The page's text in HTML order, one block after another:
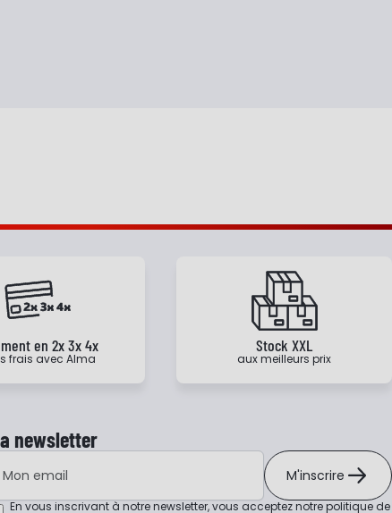
en 2x 3x 4x
frais avec Alma
Stock XXL
aux meilleurs prix
newsletter
e-mail
M'inscrire
En vous inscrivant à notre newsletter, vous acceptez notrepolitique de